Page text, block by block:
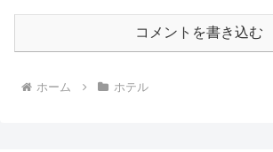
コメントを書き込む
ホーム ホテル